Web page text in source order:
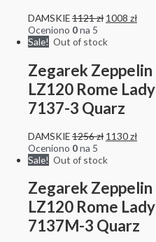
DAMSKIE1121zł 1008 zł
Oceniono 0na 5
Sale! Out of stock
Zegarek Zeppelin
LZ120 Rome Lady
7137-3 Quarz
DAMSKIE1256zł 1130zł
Oceniono 0na 5
Sale! Out of stock
Zegarek Zeppelin
LZ120 Rome Lady
7137M-3 Quarz